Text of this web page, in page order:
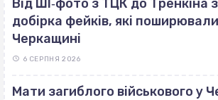
Від ШІ‐фото з ТЦК до Тренкіна
добірка фейків, які
Черкащині
6 СЕРПНЯ 2026
Мати загиблого військового у